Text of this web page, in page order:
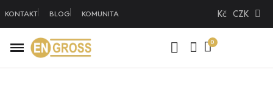
KONTAKT BLOG KOMUNITA Kč CZK